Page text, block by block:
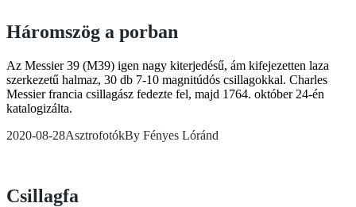
Háromszög a porban
Az Messier 39 (M39) igen nagy kiterjedésű, ám kifejezetten laza
szerkezetű halmaz, 30 db 7-10 magnitúdós csillagokkal. Charles
Messier francia csillagász fedezte fel, majd 1764. október 24-én
katalogizálta.
2020-08-28AsztrofotókBy Fényes Lóránd
Csillagfa